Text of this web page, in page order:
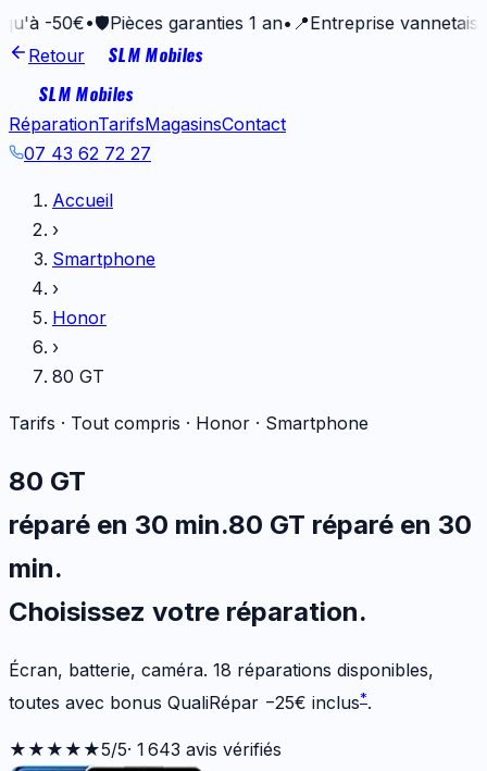
•🛡️ Pièces garanties 1 an•📍Entreprise vannetaise depuis
Retour
SLM Mobiles
SLM Mobiles
RéparationTarifsMagasinsContact
07 43 62 72 27
Accueil
›
Smartphone
›
Honor
›
80 GT
Tarifs · Tout compris · Honor · Smartphone
80 GT
réparé en 30 min.80 GT réparé en 30
min.
Choisissez votre réparation.
Écran, batterie, caméra. 18 réparations disponibles,
toutes avec bonus QualiRépar −25€ inclus*.
★★★★★5/5· 1 643 avis vérifiés